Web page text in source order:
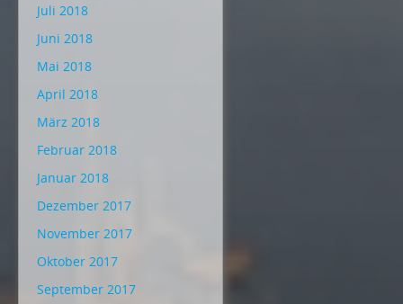
Juli 2018
Juni 2018
Mai 2018
April 2018
März 2018
Februar 2018
Januar 2018
Dezember 2017
November 2017
Oktober 2017
September 2017